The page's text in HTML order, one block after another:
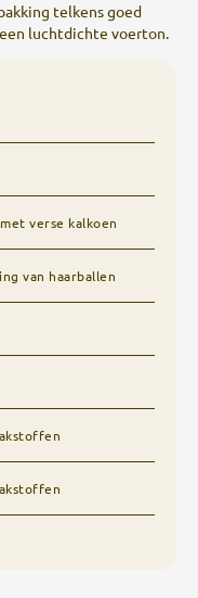
telkens goed
luchtdichte voerton.
verse kalkoen
van haarballen